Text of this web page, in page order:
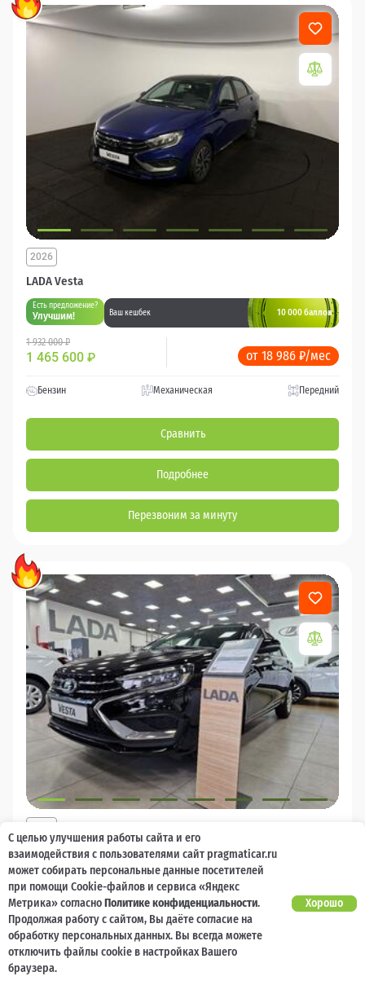
LADA Vesta
2026
Есть предложение?
Улучшим! Ваш кешбек 10 000 баллов
1 932 000 ₽
1 465 600 ₽ от 18 986 ₽/мес
Бензин Механическая Передний
Сравнить
Подробнее
Перезвоним за минуту
LADA Vesta
Есть предложение?
Улучшим! Ваш кешбек
1 785 000 ₽
1 348 000₽ от 18 986 ₽/мес
Механическая
С целью улучшения работы сайта и его
взаимодействия с пользователями сайт pragmaticar.ru
может собирать персональные данные посетителей
при помощи Cookie-файлов и сервиса «Яндекс
Метрика» согласноПолитике конфиденциальности.
Продолжая работу с сайтом, Вы даёте согласие на
обработку персональных данных. Вы всегда можете
отключить файлы cookie в настройках Вашего
браузера.
Хорошо